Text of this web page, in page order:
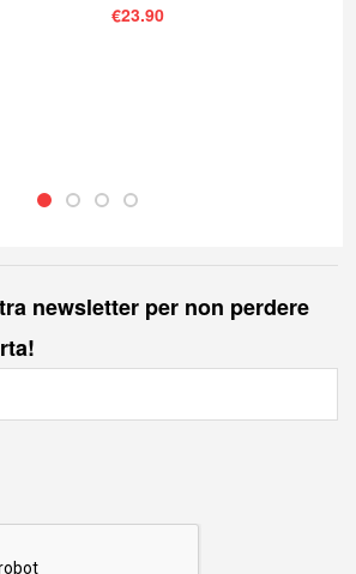
€23.90
newsletter per non perdere